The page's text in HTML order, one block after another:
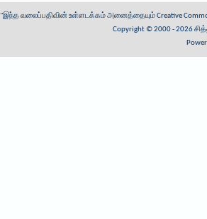
"இந்த வலைப்பதிவின் உள்ளடக்கம் அனைத்தையும்Creative
Copyright © 2000 - 2026